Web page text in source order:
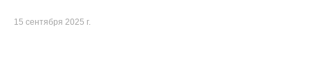
15 сентября 2025 г.